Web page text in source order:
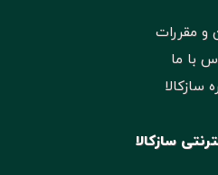
و مقررات
با ما
سازکالا
سازکالا